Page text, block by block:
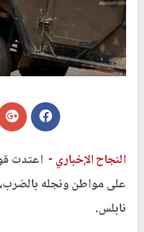
النجاح الإخباري - اعتدت
على مواطن ونجله
نابلس.